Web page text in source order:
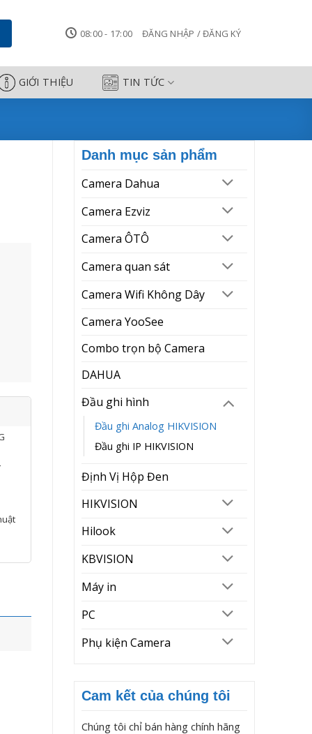
08:00 - 17:00 ĐĂNG NHẬP / ĐĂNG KÝ
GIỚI THIỆU TIN TỨC
Danh mục sản phẩm
Camera Dahua
Camera Ezviz
Camera ÔTÔ
Camera quan sát
Camera Wifi Không Dây
Camera YooSee
Combo trọn bộ Camera
DAHUA
Đầu ghi hình
Đầu ghi Analog HIKVISION
Đầu ghi IP HIKVISION
Định Vị Hộp Đen
HIKVISION
Hilook
KBVISION
Máy in
PC
Phụ kiện Camera
Cam kết của chúng tôi
Chúng tôi chỉ bán hàng chính hãng